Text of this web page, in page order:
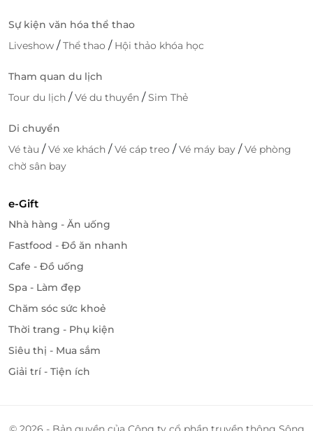
Sự kiện văn hóa thể thao
Liveshow /Thể thao / Hội thảo khóa học
Tham quan du lịch
Tour du lịch /Vé du thuyền /Sim Thẻ
Di chuyển
Vé tàu /Vé xe khách /Vé cáp treo /Vé máy bay /Vé phòng
chờ sân bay
e-Gift
Nhà hàng - Ăn uống
Fastfood - Đồ ăn nhanh
Cafe - Đồ uống
Spa - Làm đẹp
Chăm sóc sức khoẻ
Thời trang - Phụ kiện
Siêu thị - Mua sắm
Giải trí - Tiện ích